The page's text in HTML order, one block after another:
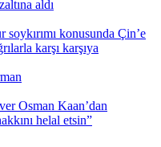
aldı
konusunda Çin’e
karşı karşıya
Osman Kaan’dan
helal etsin”